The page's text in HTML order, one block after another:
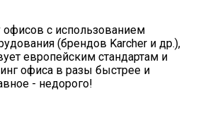
с использованием
(брендов Karcher и др.),
европейским стандартам и
офиса в разы быстрее и
- недорого!